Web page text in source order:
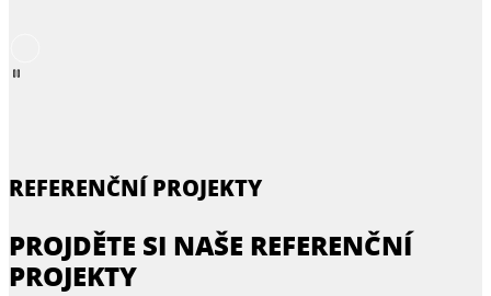
REFERENČNÍ PROJEKTY
PROJDĚTE SI NAŠE REFERENČNÍ
PROJEKTY